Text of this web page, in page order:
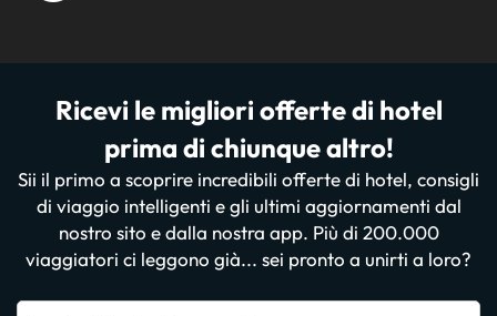
Ricevi le migliori offerte di hotel
prima di chiunque altro!
Sii il primo a scoprire incredibili offerte di hotel, consigli
di viaggio intelligenti e gli ultimi aggiornamenti dal
nostro sito e dalla nostra app. Più di 200.000
viaggiatori ci leggono già... sei pronto a unirti a loro?